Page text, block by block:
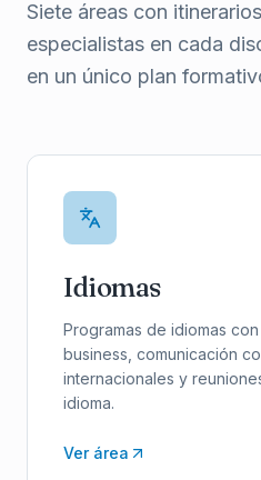
Siete áreas con
especialistas en cada
en un único plan
Idiomas
Programas de idiomas
business, comunicación
internacionales y
idioma.
Ver área